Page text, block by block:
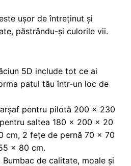
ușor de întreținut și
păstrându-și culorile vii.
5D include tot ce ai
patul tău într-un loc de
pentru pilotă 200 × 230
saltea 180 × 200 × 20
cm, 2 fețe de pernă 70 × 70
× 80 cm.
Bumbac de calitate, moale și